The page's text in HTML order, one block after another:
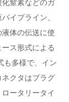
窒素などのガ
イプライン、
体の伝送に使
ス形式による
も多様で、イン
クタはプラグ
ータリータイ